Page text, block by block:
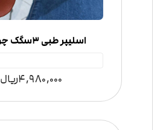
اسلیپر طبی 3سگک چرم زنانه
4,980,000ریال